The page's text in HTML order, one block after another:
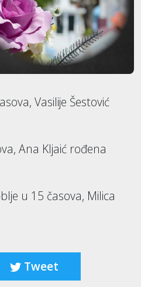
Vasilije Šestović
Ana Kljaić rođena
u 15 časova, Milica
Tweet